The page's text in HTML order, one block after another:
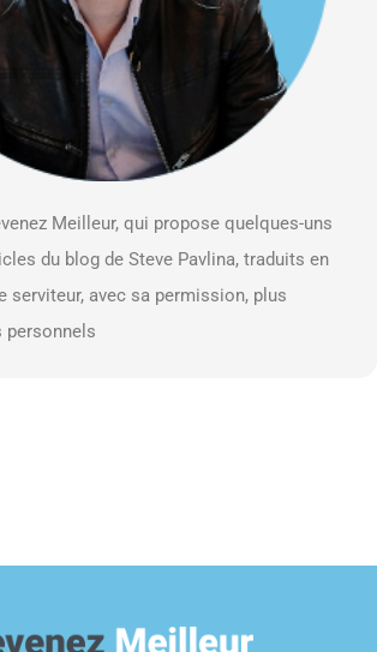
Meilleur, qui propose quelques-uns
du blog de Steve Pavlina, traduits en
serviteur, avec sa permission, plus
personnels